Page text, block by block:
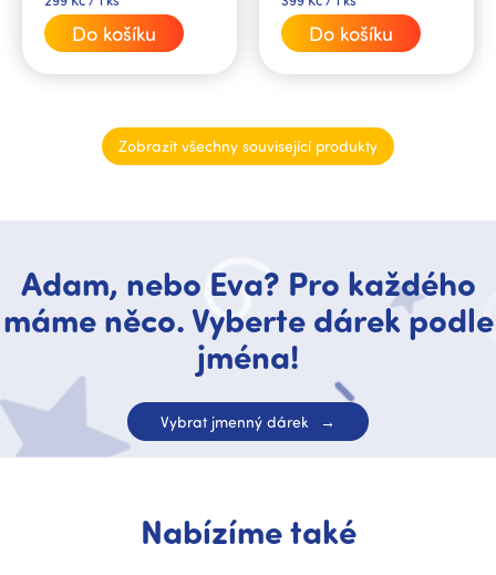
cena:
Do košíku
retro...
cena:
Do košíku
Zobrazit všechny související produkty
Adam, nebo Eva? Pro každého
máme něco. Vyberte dárek podle
jména!
Vybrat jmenný dárek
Nabízíme také